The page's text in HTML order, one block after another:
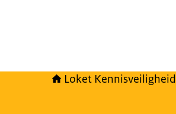
Loket Kennisveiligheid